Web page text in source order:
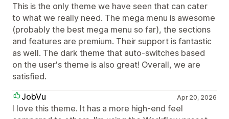
This is the only theme we have seen that can cater
to what we really need. The mega menu is awesome
(probably the best mega menu so far), the sections
and features are premium. Their support is fantastic
as well. The dark theme that auto-switches based
on the user's theme is also great! Overall, we are
satisfied.
JobVu
Apr 20, 2026
I love this theme. It has a more high-end feel